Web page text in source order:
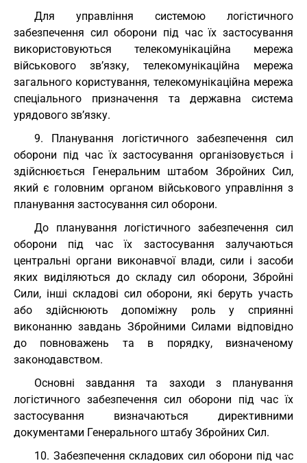
Для управління системою логістичного
забезпечення сил оборони під час їх застосування
використовуються телекомунікаційна мережа
військового зв’язку, телекомунікаційна мережа
загального користування, телекомунікаційна мережа
спеціального призначення та державна система
урядового зв’язку.
9. Планування логістичного забезпечення сил
оборони під час їх застосування організовується і
здійснюється Генеральним штабом Збройних Сил,
який є головним органом військового управління з
планування застосування сил оборони.
До планування логістичного забезпечення сил
оборони під час їх застосування залучаються
центральні органи виконавчої влади, сили і засоби
яких виділяються до складу сил оборони, Збройні
Сили, інші складові сил оборони, які беруть участь
або здійснюють допоміжну роль у сприянні
виконанню завдань Збройними Силами відповідно
до повноважень та в порядку, визначеному
законодавством.
Основні завдання та заходи з планування
логістичного забезпечення сил оборони під час їх
застосування визначаються директивними
документами Генерального штабу Збройних Сил.
10. Забезпечення складових сил оборони під час